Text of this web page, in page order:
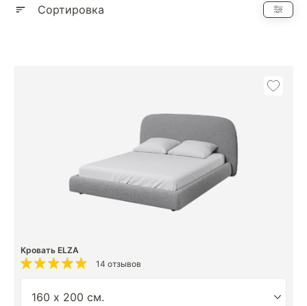
Сортировка
Кровать ELZA
14 отзывов